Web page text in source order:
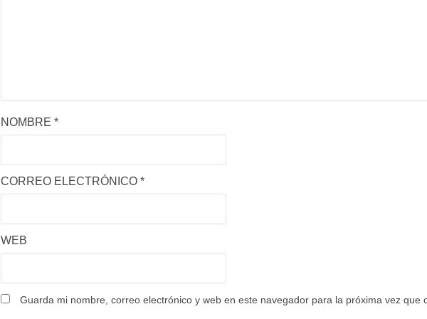
NOMBRE *
CORREO ELECTRÓNICO *
WEB
Guarda mi nombre, correo electrónico y web en este navegador para la próxima vez que